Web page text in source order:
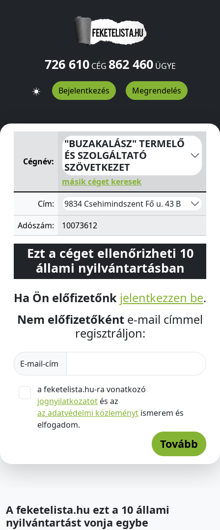
726 610CÉG 862 460ÜGYE
Bejelentkezés Megrendelés
"BUZAKALÁSZ" TERMELŐ ÉS SZOLGÁLTATÓ
Cégnév:
"BUZAKALÁSZ" TERMELŐ
ÉS SZOLGÁLTATÓ
SZÖVETKEZET
másik céget keresek
Cím: 9834 Csehimindszent Fő u. 43 B
Adószám: 10073612
Ezt a céget ellenőrizheti 10
állami nyilvántartásban
Ha Ön előfizetőnk jelentkezzen be.
Nem előfizetőként e-mail címmel
regisztráljon:
E-mail-cím
a feketelista.hu-ra vonatkozó
jognyilatkozatot és az
az adatvédelmi közleményt ismerem és
elfogadom.
Tovább
A feketelista.hu ezt a 10 állami
nyilvántartást vonja egybe